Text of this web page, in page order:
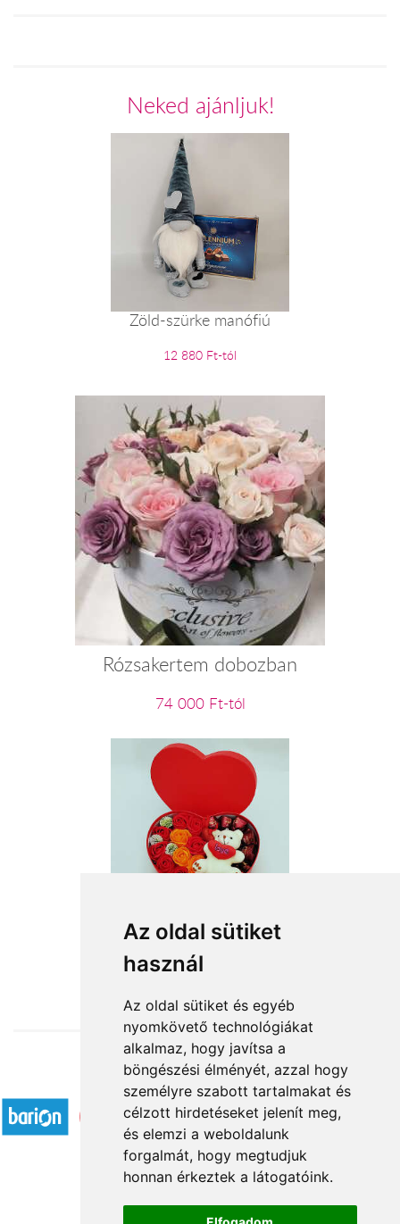
Az oldal sütiket
használ
Az oldal sütiket és egyéb
nyomkövető technológiákat
alkalmaz, hogy javítsa a
böngészési élményét, azzal hogy
személyre szabott tartalmakat és
célzott hirdetéseket jelenít meg,
és elemzi a weboldalunk
forgalmát, hogy megtudjuk
honnan érkeztek a látogatóink.
Neked ajánljuk!
Zöld-szürke manófiú
12 880 Ft-tól
Rózsakertem dobozban
74 000 Ft-tól
A szerelem íze
13 520 Ft-tól
Elfogadott fizetési módok
Á.SZ.F.